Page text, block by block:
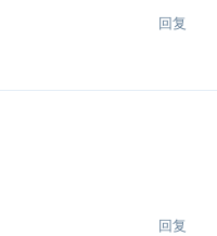
回复
回复